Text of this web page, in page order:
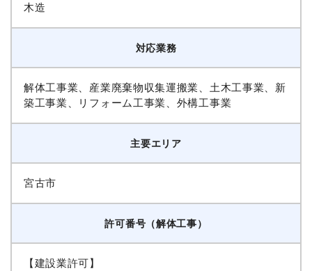
木造
対応業務
解体工事業、産業廃棄物収集運搬業、土木工事業、新
築工事業、リフォーム工事業、外構工事業
主要エリア
宮古市
許可番号（解体工事）
【建設業許可】